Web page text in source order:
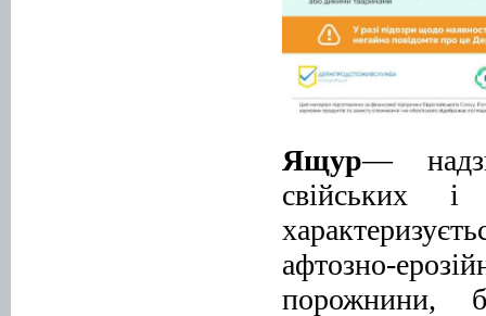
Ящур—
свійських
афтозно-
порожнини,